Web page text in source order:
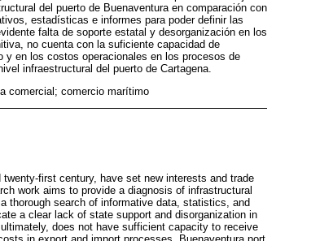
del puerto de Buenaventura en comparación con
estadísticas e informes para poder definir las
falta de soporte estatal y desorganización en los
no cuenta con la suficiente capacidad de
y en los costos operacionales en los procesos de
infraestructural del puerto de Cartagena.
comercial; comercio marítimo
first century, have set new interests and trade
work aims to provide a diagnosis of infrastructural
thorough search of informative data, statistics, and
a clear lack of state support and disorganization in
does not have sufficient capacity to receive